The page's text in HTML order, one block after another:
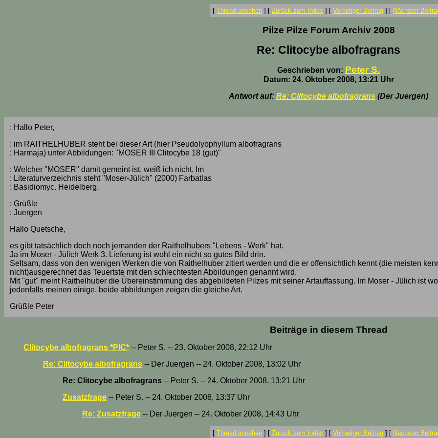
[ Thread ansehen ] [ Zurück zum Index ] [ Vorheriger Beitrag ] [ Nächster
Pilze Pilze Forum Archiv 2008
Re: Clitocybe albofragrans
Geschrieben von: Peter S.
Datum: 24. Oktober 2008, 13:21 Uhr
Antwort auf: Re: Clitocybe albofragrans (Der Juergen)
: Hallo Peter,
: im RAITHELHUBER steht bei dieser Art (hier Pseudolyophyllum albofragrans
: Harmaja) unter Abbildungen: "MOSER III Clitocybe 18 (gut)"
: Welcher "MOSER" damit gemeint ist, weiß ich nicht. Im
: Literaturverzeichnis steht "Moser-Jülich" (2000) Farbatlas
: Basidiomyc. Heidelberg.
: Grüßle
: Juergen
Hallo Quetsche,
es gibt tatsächlich doch noch jemanden der Raithelhubers "Lebens - Werk" hat.
Ja im Moser - Jülich Werk 3. Lieferung ist wohl ein nicht so gutes Bild drin.
Seltsam, dass von den wenigen Werken die von Raithelhuber zitiert werden und die er offensichtlich kennt (die meisten
nicht)ausgerechnet das Teuertste mit den schlechtesten Abbildungen genannt wird.
Mit "gut" meint Raithelhuber die Übereinstimmung des abgebildeten Pilzes mit seiner Artauffassung. Im Moser - Jülich ist
jedenfalls meinen einige, beide abbildungen zeigen die gleiche Art.
Grüßle Peter
Beiträge in diesem Thread
Clitocybe albofragrans *PIC* -- Peter S. -- 23. Oktober 2008, 22:12 Uhr
Re: Clitocybe albofragrans -- Der Juergen -- 24. Oktober 2008, 13:02 Uhr
Re: Clitocybe albofragrans -- Peter S. -- 24. Oktober 2008, 13:21 Uhr
Zusatzfrage -- Peter S. -- 24. Oktober 2008, 13:37 Uhr
Re: Zusatzfrage -- Der Juergen -- 24. Oktober 2008, 14:43 Uhr
[ Thread ansehen ] [ Zurück zum Index ] [ Vorheriger Beitrag ] [ Nächster